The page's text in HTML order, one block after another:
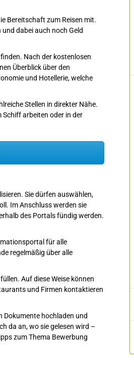
Bereitschaft zum Reisen mit.
und dabei auch noch Geld
Nach der kostenlosen
Überblick über den
und Hotellerie, welche
Stellen in direkter Nähe.
Schiff arbeiten oder in der
Sie dürfen auswählen,
Im Anschluss werden sie
des Portals fündig werden.
für alle
regelmäßig über alle
Auf diese Weise können
und Firmen kontaktieren
Dokumente hochladen und
da an, wo sie gelesen wird –
zum Thema Bewerbung